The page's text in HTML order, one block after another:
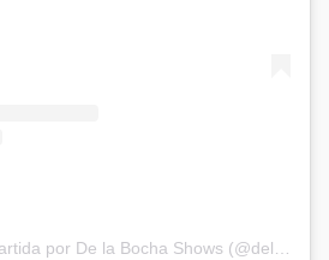
Una publicación compartida por De la Bocha Shows (@delabochaproducciones)